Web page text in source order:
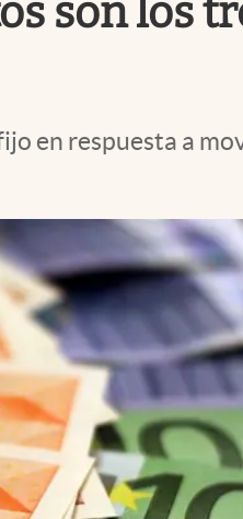
son los
en respuesta a